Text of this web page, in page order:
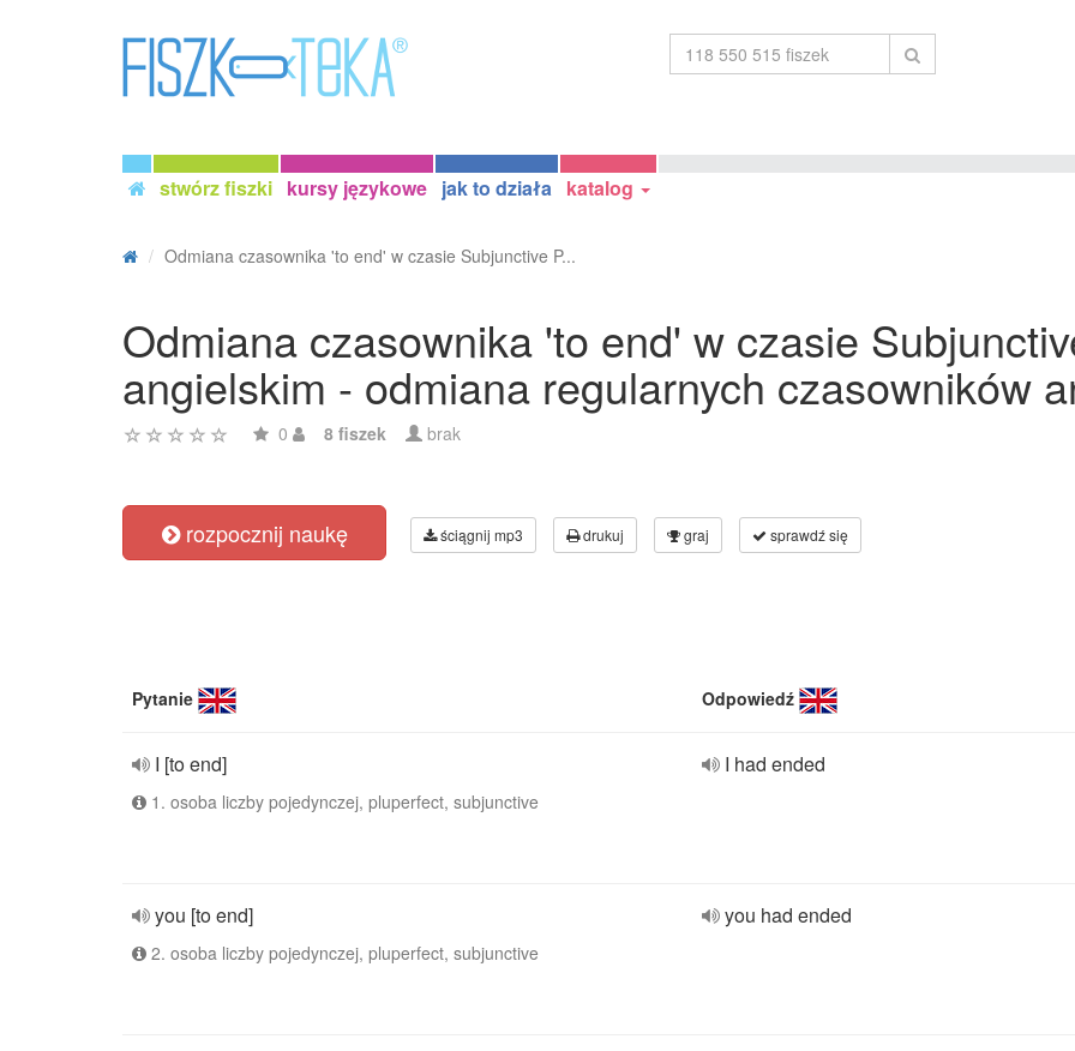
stwórz fiszki kursy językowe jak to działa katalog
Odmiana czasownika 'to end' w czasie Subjunctive P...
Odmiana czasownika 'to end' w czasie
angielskim - odmiana regularnych czasowników
0 8 fiszek brak
rozpocznij naukę ściągnij mp3 drukuj graj sprawdź się
Pytanie Odpowiedź
I [to end]
1. osoba liczby pojedynczej, pluperfect, subjunctive
I had ended
you [to end]
2. osoba liczby pojedynczej, pluperfect, subjunctive
you had ended